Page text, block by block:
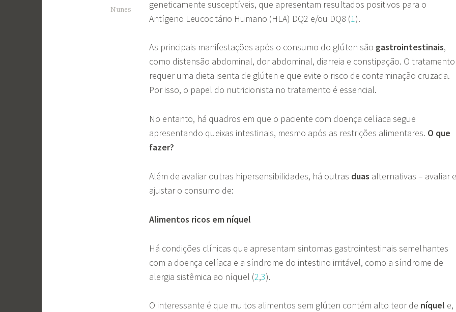
Nunes
geneticamente susceptíveis, que apresentam resultados positivos para o
Antígeno Leucocitário Humano (HLA) DQ2 e/ou DQ8 (1).
As principais manifestações após o consumo do glúten são gastrointestinais,
como distensão abdominal, dor abdominal, diarreia e constipação. O tratamento
requer uma dieta isenta de glúten e que evite o risco de contaminação cruzada.
Por isso, o papel do nutricionista no tratamento é essencial.
No entanto, há quadros em que o paciente com doença celíaca segue
apresentando queixas intestinais, mesmo após as restrições alimentares. O que
fazer?
Além de avaliar outras hipersensibilidades, há outras duas alternativas – avaliar e
ajustar o consumo de:
Alimentos ricos em níquel
Há condições clínicas que apresentam sintomas gastrointestinais semelhantes
com a doença celíaca e a síndrome do intestino irritável, como a síndrome de
alergia sistêmica ao níquel (2,3).
O interessante é que muitos alimentos sem glúten contém alto teor de níquel e,